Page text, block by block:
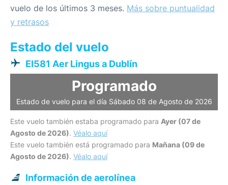
vuelo de los últimos 3 meses. Más sobre puntualidad
y retrasos
Estado del vuelo
EI581 Aer Lingus a Dublín
Programado
Estado de vuelo para el día Sábado 08 de Agosto de 2026
Este vuelo también estaba programado para Ayer (07 de
Agosto de 2026). Véalo aquí
Este vuelo también está programado para Mañana (09 de
Agosto de 2026). Véalo aquí
Información de aerolínea